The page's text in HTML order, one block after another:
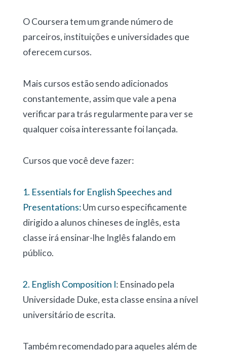
O Coursera tem um grande número de
parceiros, instituições e universidades que
oferecem cursos.
Mais cursos estão sendo adicionados
constantemente, assim que vale a pena
verificar para trás regularmente para ver se
qualquer coisa interessante foi lançada.
Cursos que você deve fazer:
1. Essentials for English Speeches and
Presentations:Um curso especificamente
dirigido a alunos chineses de inglês, esta
classe irá ensinar-lhe Inglês falando em
público.
2. English Composition I: Ensinado pela
Universidade Duke, esta classe ensina a nível
universitário de escrita.
Também recomendado para aqueles além de